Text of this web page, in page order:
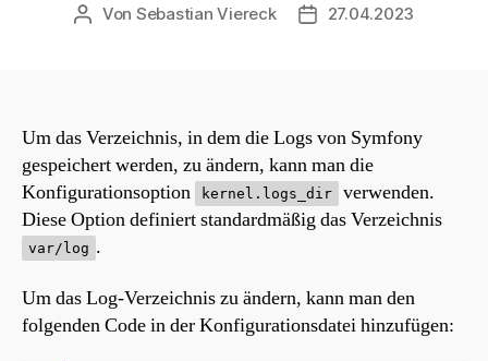
Beitragsautor
Von Sebastian Viereck Beitragsdatum
27.04.2023
Um das Verzeichnis, in dem die Logs von Symfony
gespeichert werden, zu ändern, kann man die
Konfigurationsoption
kernel.logs_dir
verwenden.
Diese Option definiert standardmäßig das Verzeichnis
var/log .
Um das Log-Verzeichnis zu ändern, kann man den
folgenden Code in der Konfigurationsdatei hinzufügen: